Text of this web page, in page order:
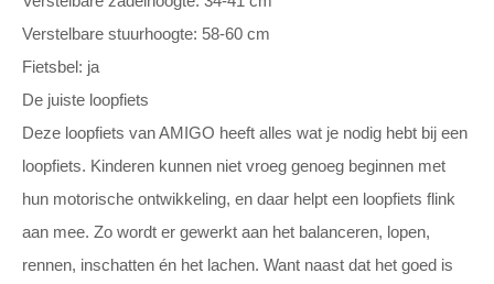
Verstelbare stuurhoogte: 58-60 cm
Fietsbel: ja
De juiste loopfiets
Deze loopfiets van AMIGO heeft alles wat je nodig hebt bij een
loopfiets. Kinderen kunnen niet vroeg genoeg beginnen met
hun motorische ontwikkeling, en daar helpt een loopfiets flink
aan mee. Zo wordt er gewerkt aan het balanceren, lopen,
rennen, inschatten én het lachen. Want naast dat het goed is